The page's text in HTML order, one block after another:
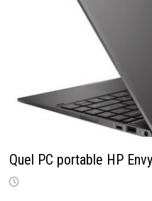
Quel PC portable HP